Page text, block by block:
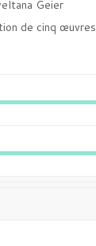
Geier
de cinq œuvres